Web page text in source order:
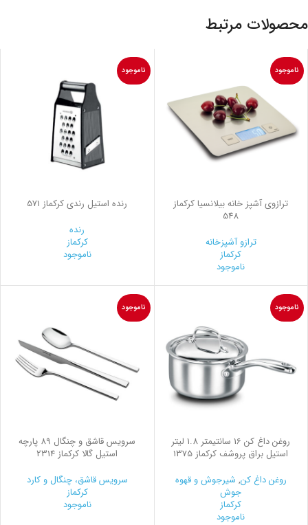
محصولات مرتبط
ناموجود
ترازوی آشپز خانه بیلانسیا کرکماز
548
ترازو آشپزخانه
کرکماز
ناموجود
ناموجود
رنده استیل رندي کرکماز 571
رنده
کرکماز
ناموجود
ناموجود
روغن داغ كن 16 سانتیمتر 1.8 لیتر
استیل براق پروشف کرکماز 1375
روغن داغ کن, شیرجوش و قهوه
جوش
کرکماز
ناموجود
ناموجود
سرویس قاشق و چنگال 89 پارچه
استیل گالا کرکماز 2314
سرویس قاشق، چنگال و کارد
کرکماز
ناموجود